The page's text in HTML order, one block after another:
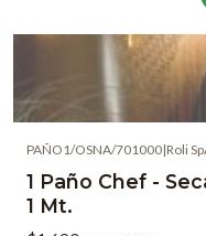
PAÑO1/OSNA/701000|Roli
1 Paño Chef -
1 Mt.